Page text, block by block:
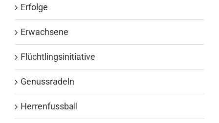
Erfolge
Erwachsene
Flüchtlingsinitiative
Genussradeln
Herrenfussball